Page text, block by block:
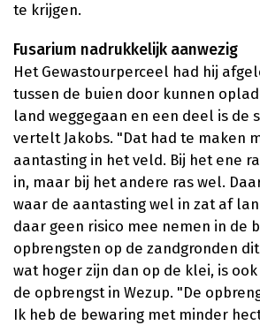
te krijgen.
Fusarium nadrukkelijk aanwezig
Het Gewastourperceel had hij
tussen de buien door kunnen
land weggegaan en een deel is de
vertelt Jakobs. "Dat had te maken
aantasting in het veld. Bij het ene
in, maar bij het andere ras wel.
waar de aantasting wel in zat af
daar geen risico mee nemen in de
opbrengsten op de zandgronden
wat hoger zijn dan op de klei, is
de opbrengst in Wezup. "De
Ik heb de bewaring met minder